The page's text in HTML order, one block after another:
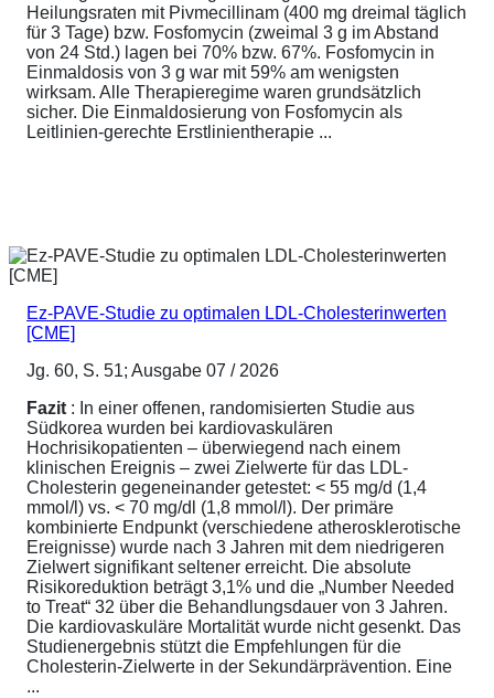
Heilungsraten mit Pivmecillinam (400 mg dreimal täglich
für 3 Tage) bzw. Fosfomycin (zweimal 3 g im Abstand
von 24 Std.) lagen bei 70% bzw. 67%. Fosfomycin in
Einmaldosis von 3 g war mit 59% am wenigsten
wirksam. Alle Therapieregime waren grundsätzlich
sicher. Die Einmaldosierung von Fosfomycin als
Leitlinien-gerechte Erstlinientherapie ...
Ez-PAVE-Studie zu optimalen LDL-Cholesterinwerten
[CME]
Jg. 60, S. 51; Ausgabe 07 / 2026
Fazit : In einer offenen, randomisierten Studie aus
Südkorea wurden bei kardiovaskulären
Hochrisikopatienten – überwiegend nach einem
klinischen Ereignis – zwei Zielwerte für das LDL-
Cholesterin gegeneinander getestet: < 55 mg/d (1,4
mmol/l) vs. < 70 mg/dl (1,8 mmol/l). Der primäre
kombinierte Endpunkt (verschiedene atherosklerotische
Ereignisse) wurde nach 3 Jahren mit dem niedrigeren
Zielwert signifikant seltener erreicht. Die absolute
Risikoreduktion beträgt 3,1% und die „Number Needed
to Treat“ 32 über die Behandlungsdauer von 3 Jahren.
Die kardiovaskuläre Mortalität wurde nicht gesenkt. Das
Studienergebnis stützt die Empfehlungen für die
Cholesterin-Zielwerte in der Sekundärprävention. Eine
...